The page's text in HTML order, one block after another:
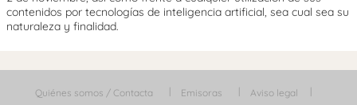
contenidos por tecnologías de inteligencia artificial, sea cual sea su
naturaleza y finalidad.
Quiénes somos / Contacta Emisoras
Aviso legal